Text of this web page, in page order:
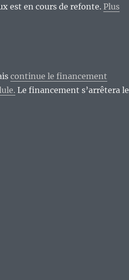
est en cours de refonte. Plus
continue le financement
Le financement s’arrêtera le